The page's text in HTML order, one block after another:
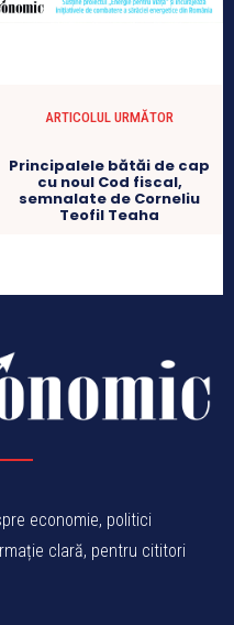
ARTICOLUL URMĂTOR
Principalele bătăi de cap
cu noul Cod fiscal,
semnalate de Corneliu
Teofil Teaha
economie, politici
clară, pentru cititori